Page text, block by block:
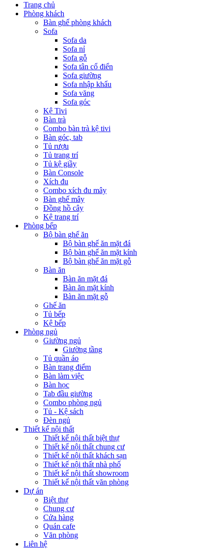
Trang chủ
Phòng khách
Bàn ghế phòng khách
Sofa
Sofa da
Sofa nỉ
Sofa gỗ
Sofa tân cổ điển
Sofa giường
Sofa nhập khẩu
Sofa văng
Sofa góc
Kệ Tivi
Bàn trà
Combo bàn trà kệ tivi
Bàn góc, tab
Tủ rượu
Tủ trang trí
Tủ kệ giầy
Bàn Console
Xích đu
Combo xích đu mây
Bàn ghế mây
Đồng hồ cây
Kệ trang trí
Phòng bếp
Bộ bàn ghế ăn
Bộ bàn ghế ăn mặt đá
Bộ bàn ghế ăn mặt kính
Bộ bàn ghế ăn mặt gỗ
Bàn ăn
Bàn ăn mặt đá
Bàn ăn mặt kính
Bàn ăn mặt gỗ
Ghế ăn
Tủ bếp
Kệ bếp
Phòng ngủ
Giường ngủ
Giường tầng
Tủ quần áo
Bàn trang điểm
Bàn làm việc
Bàn học
Tab đầu giường
Combo phòng ngủ
Tủ - Kệ sách
Đèn ngủ
Thiết kế nội thất
Thiết kế nội thất biệt thự
Thiết kế nội thất chung cư
Thiết kế nội thất khách sạn
Thiết kế nội thất nhà phố
Thiết kế nội thất showroom
Thiết kế nội thất văn phòng
Dự án
Biệt thự
Chung cư
Cửa hàng
Quán cafe
Văn phòng
Liên hệ